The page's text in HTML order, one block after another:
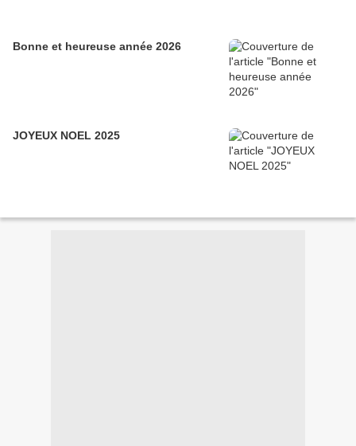
Bonne et heureuse année 2026
JOYEUX NOEL 2025